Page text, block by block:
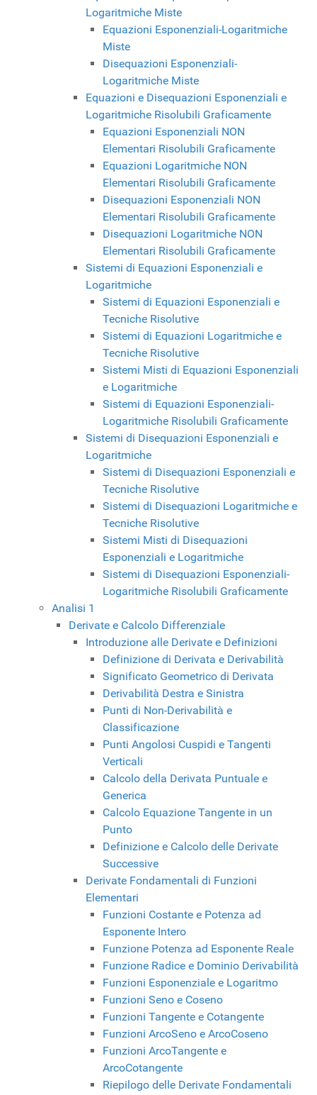
Logaritmiche Miste
Equazioni Esponenziali-Logaritmiche
Miste
Disequazioni Esponenziali-
Logaritmiche Miste
Equazioni e Disequazioni Esponenziali e
Logaritmiche Risolubili Graficamente
Equazioni Esponenziali NON
Elementari Risolubili Graficamente
Equazioni Logaritmiche NON
Elementari Risolubili Graficamente
Disequazioni Esponenziali NON
Elementari Risolubili Graficamente
Disequazioni Logaritmiche NON
Elementari Risolubili Graficamente
Sistemi di Equazioni Esponenziali e
Logaritmiche
Sistemi di Equazioni Esponenziali e
Tecniche Risolutive
Sistemi di Equazioni Logaritmiche e
Tecniche Risolutive
Sistemi Misti di Equazioni Esponenziali
e Logaritmiche
Sistemi di Equazioni Esponenziali-
Logaritmiche Risolubili Graficamente
Sistemi di Disequazioni Esponenziali e
Logaritmiche
Sistemi di Disequazioni Esponenziali e
Tecniche Risolutive
Sistemi di Disequazioni Logaritmiche e
Tecniche Risolutive
Sistemi Misti di Disequazioni
Esponenziali e Logaritmiche
Sistemi di Disequazioni Esponenziali-
Logaritmiche Risolubili Graficamente
Analisi 1
Derivate e Calcolo Differenziale
Introduzione alle Derivate e Definizioni
Definizione di Derivata e Derivabilità
Significato Geometrico di Derivata
Derivabilità Destra e Sinistra
Punti di Non-Derivabilità e
Classificazione
Punti Angolosi Cuspidi e Tangenti
Verticali
Calcolo della Derivata Puntuale e
Generica
Calcolo Equazione Tangente in un
Punto
Definizione e Calcolo delle Derivate
Successive
Derivate Fondamentali di Funzioni
Elementari
Funzioni Costante e Potenza ad
Esponente Intero
Funzione Potenza ad Esponente Reale
Funzione Radice e Dominio Derivabilità
Funzioni Esponenziale e Logaritmo
Funzioni Seno e Coseno
Funzioni Tangente e Cotangente
Funzioni ArcoSeno e ArcoCoseno
Funzioni ArcoTangente e
ArcoCotangente
Riepilogo delle Derivate Fondamentali